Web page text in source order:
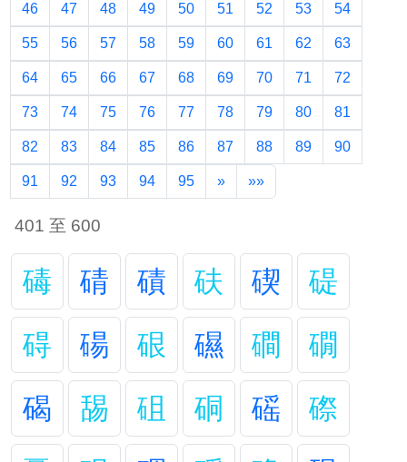
46 47 48 49 50 51 52 53 54
55 56 57 58 59 60 61 62 63
64 65 66 67 68 69 70 71 72
73 74 75 76 77 78 79 80 81
82 83 84 85 86 87 88 89 90
91 92 93 94 95 » »»
401 至 600
碡 碃 磧 砆 碶
碮
碍
碭 硍 礘 磵
礀
碣
舓 砠 硐 磘
磜